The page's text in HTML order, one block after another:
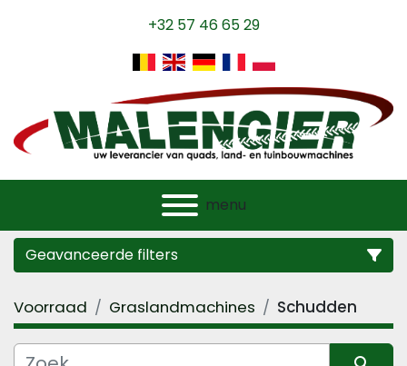
+32 57 46 65 29
menu
Geavanceerde filters
Categorie
Voorraad Graslandmachines Schudden